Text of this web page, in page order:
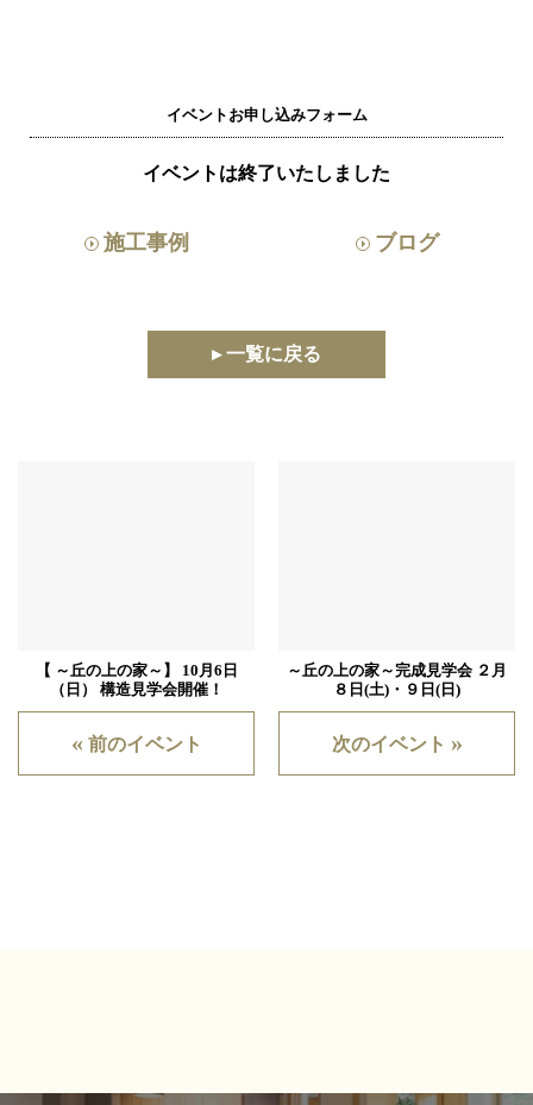
イベントお申し込みフォーム
イベントは終了いたしました
施工事例 ブログ
▸ 一覧に戻る
【 ～丘の上の家～】 10月6日
（日） 構造見学会開催！
« 前のイベント
～丘の上の家～完成見学会 ２月
８日(土)・９日(日)
次のイベント »